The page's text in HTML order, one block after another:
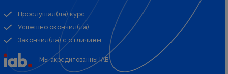
Прослушал(ла) курс
Успешно окончил(ла)
Закончил(ла) с отличием
Мы акредитованны IAB